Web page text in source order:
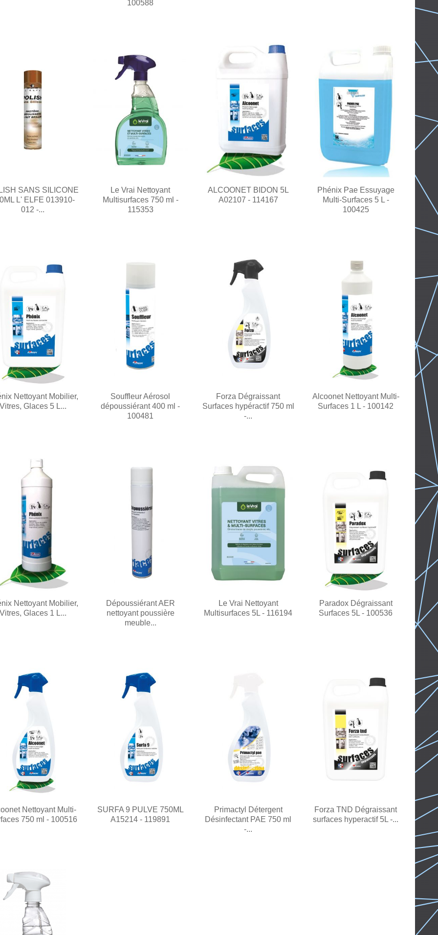
100588
SANS SILICONE
L' ELFE 013910-
012 -...
Le Vrai Nettoyant
Multisurfaces 750 ml -
115353
ALCOONET BIDON 5L
A02107 - 114167
Phénix Pae Essuyage
Multi-Surfaces 5 L -
100425
Nettoyant Mobilier,
Glaces 5 L...
Souffleur Aérosol
dépoussiérant 400 ml -
100481
Forza Dégraissant
Surfaces hypéractif 750 ml
-...
Alcoonet Nettoyant Multi-
Surfaces 1 L - 100142
Nettoyant Mobilier,
Glaces 1 L...
Dépoussiérant AER
nettoyant poussière
meuble...
Le Vrai Nettoyant
Multisurfaces 5L - 116194
Paradox Dégraissant
Surfaces 5L - 100536
Nettoyant Multi-
750 ml - 100516
SURFA 9 PULVE 750ML
A15214 - 119891
Primactyl Détergent
Désinfectant PAE 750 ml
-...
Forza TND Dégraissant
surfaces hyperactif 5L -...